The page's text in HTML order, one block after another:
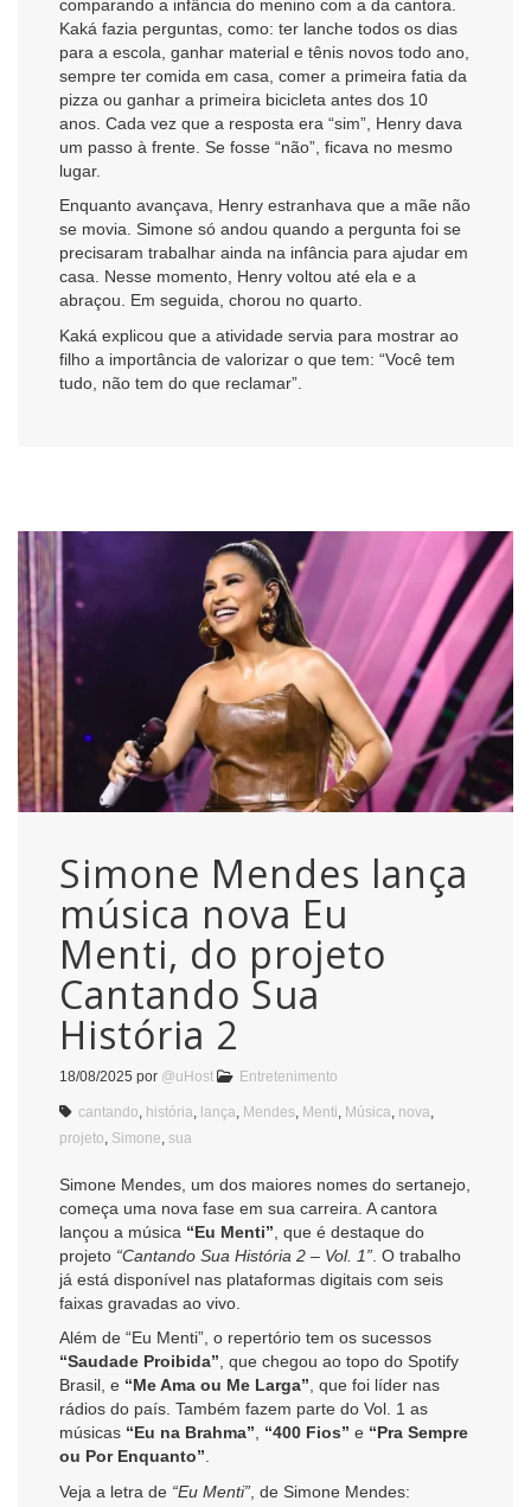
comparando a infância do menino com a da cantora.
Kaká fazia perguntas, como: ter lanche todos os dias
para a escola, ganhar material e tênis novos todo ano,
sempre ter comida em casa, comer a primeira fatia da
pizza ou ganhar a primeira bicicleta antes dos 10
anos. Cada vez que a resposta era “sim”, Henry dava
um passo à frente. Se fosse “não”, ficava no mesmo
lugar.
Enquanto avançava, Henry estranhava que a mãe não
se movia. Simone só andou quando a pergunta foi se
precisaram trabalhar ainda na infância para ajudar em
casa. Nesse momento, Henry voltou até ela e a
abraçou. Em seguida, chorou no quarto.
Kaká explicou que a atividade servia para mostrar ao
filho a importância de valorizar o que tem: “Você tem
tudo, não tem do que reclamar”.
Simone Mendes lança
música nova Eu
Menti, do projeto
Cantando Sua
História 2
18/08/2025 por @uHost Entretenimento
cantando história lança Mendes Menti Música nova
projeto Simone sua
Simone Mendes, um dos maiores nomes do sertanejo,
começa uma nova fase em sua carreira. A cantora
lançou a música “Eu Menti” , que é destaque do
projeto “Cantando Sua História 2 – Vol. 1” . O trabalho
já está disponível nas plataformas digitais com seis
faixas gravadas ao vivo.
Além de “Eu Menti”, o repertório tem os sucessos
“Saudade Proibida” , que chegou ao topo do Spotify
Brasil, e “Me Ama ou Me Larga” , que foi líder nas
rádios do país. Também fazem parte do Vol. 1 as
músicas “Eu na Brahma” “400 Fios” e “Pra Sempre
ou Por Enquanto”
Veja a letra de “Eu Menti” , de Simone Mendes: